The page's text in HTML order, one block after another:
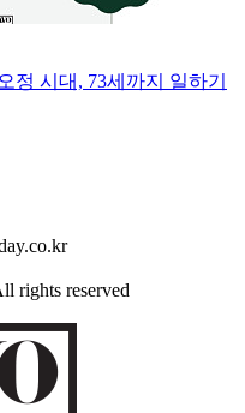
정 시대, 73세까지 일하기
rights reserved